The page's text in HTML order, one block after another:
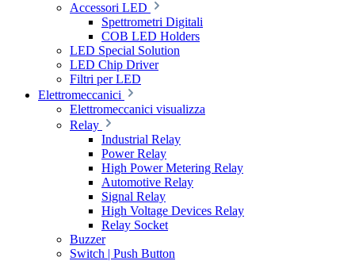
Accessori LED
Spettrometri Digitali
COB LED Holders
LED Special Solution
LED Chip Driver
Filtri per LED
Elettromeccanici
Elettromeccanici visualizza
Relay
Industrial Relay
Power Relay
High Power Metering Relay
Automotive Relay
Signal Relay
High Voltage Devices Relay
Relay Socket
Buzzer
Switch | Push Button